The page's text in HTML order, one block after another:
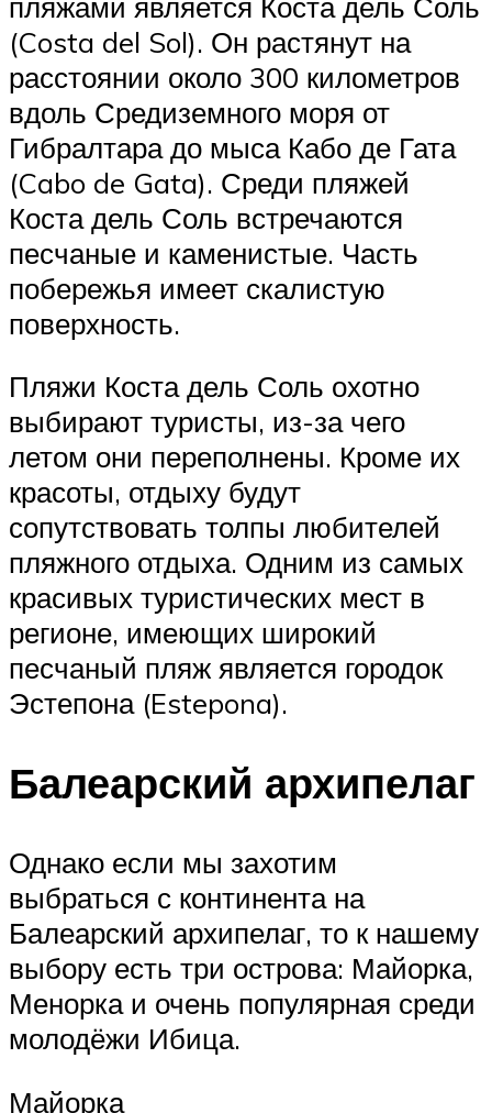
(Costa del Sol). Он растянут на
расстоянии около 300 километров
вдоль Средиземного моря от
Гибралтара до мыса Кабо де Гата
(Cabo de Gata). Среди пляжей
Коста дель Соль встречаются
песчаные и каменистые. Часть
побережья имеет скалистую
поверхность.
Пляжи Коста дель Соль охотно
выбирают туристы, из-за чего
летом они переполнены. Кроме их
красоты, отдыху будут
сопутствовать толпы любителей
пляжного отдыха. Одним из самых
красивых туристических мест в
регионе, имеющих широкий
песчаный пляж является городок
Эстепона (Estepona).
Балеарский архипелаг
Однако если мы захотим
выбраться с континента на
Балеарский архипелаг, то к нашему
выбору есть три острова: Майорка,
Менорка и очень популярная среди
молодёжи Ибица.
Майорка